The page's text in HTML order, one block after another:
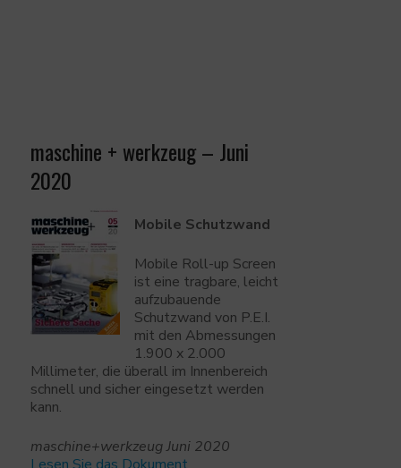
maschine + werkzeug – Juni
2020
Mobile Schutzwand
Mobile Roll-up Screen
ist eine tragbare, leicht
aufzubauende
Schutzwand von P.E.I.
mit den Abmessungen
1.900 x 2.000
Millimeter, die überall im Innenbereich
schnell und sicher eingesetzt werden
kann.
maschine+werkzeug Juni 2020